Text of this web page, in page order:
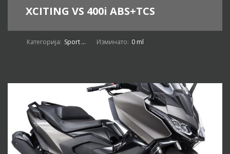
XCITING VS 400i ABS+TCS
Категорија: Sport... Изминато: 0 ml